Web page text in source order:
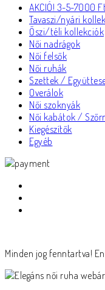
AKCIÓ! 3-5-7000
Tavaszi/nyári
Őszi/téli kollekciók
Női nadrágok
Női felsők
Női ruhák
Szettek /
Overálok
Női szoknyák
Női kabátok /
Kiegészítők
Egyéb
Minden jog fenntartva!